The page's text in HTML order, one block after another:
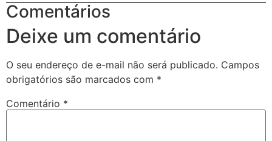
Comentários
Deixe um comentário
O seu endereço de e-mail não será publicado. Campos
obrigatórios são marcados com *
Comentário *